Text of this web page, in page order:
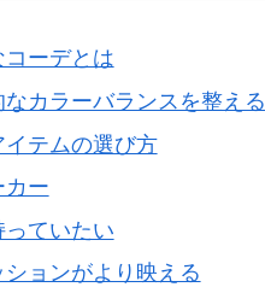
ーデとは
カラーバランスを整える
テムの選び方
カー
ていたい
ョンがより映える